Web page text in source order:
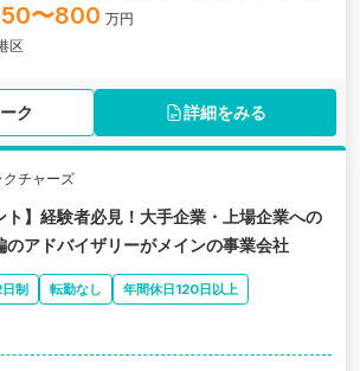
ティングファームで、専門性の高い案件に携
求人です。
〜800 万円
区
ク 詳細をみる
チャーズ
ト】経験者必見！大手企業・上場企業への
のアドバイザリーがメインの事業会社
制 転勤なし
年間休日120日以上